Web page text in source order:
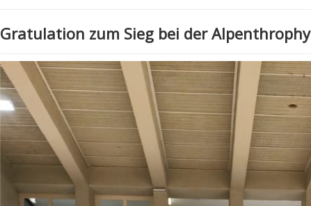
Gratulation zum Sieg bei der Alpenthrophy